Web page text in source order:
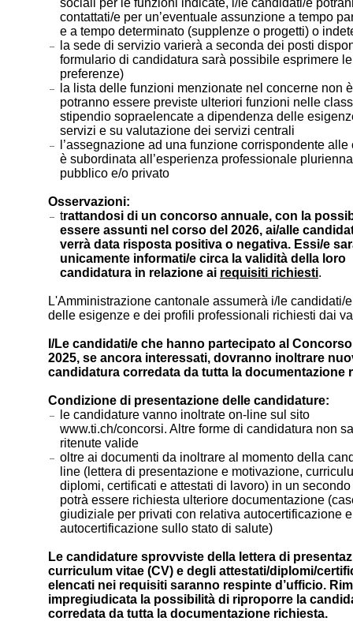
sociali per le funzioni indicate, i/le candidati/e
contattati/e per un’eventuale assunzione a tempo
e a tempo determinato (supplenze o progetti) o
la sede di servizio varierà a seconda dei posti
formulario di candidatura sarà possibile esprimere le
preferenze)
la lista delle funzioni menzionate nel concerne non
potranno essere previste ulteriori funzioni nelle
stipendio sopraelencate a dipendenza delle
servizi e su valutazione dei servizi centrali
l’assegnazione ad una funzione corrispondente alle
è subordinata all’esperienza professionale
pubblico e/o privato
Osservazioni:
trattandosi di un concorso annuale, con la
essere assunti nel corso del 2026, ai/alle
verrà data risposta positiva o negativa. Essi/e
unicamente informati/e circa la validità della loro
candidatura in relazione ai requisiti richiesti.
L'Amministrazione cantonale assumerà i/le candidati/
delle esigenze e dei profili professionali richiesti dai
I/Le candidati/e che hanno partecipato al
2025, se ancora interessati, dovranno inoltrare
candidatura corredata da tutta la documentazione
Condizione di presentazione delle candidature:
le candidature vanno inoltrate on-line sul sito
www.ti.ch/concorsi. Altre forme di candidatura non
ritenute valide
oltre ai documenti da inoltrare al momento della
line (lettera di presentazione e motivazione,
diplomi, certificati e attestati di lavoro) in un
potrà essere richiesta ulteriore documentazione
giudiziale per privati con relativa autocertificazione e
autocertificazione sullo stato di salute)
Le candidature sprovviste della lettera di
curriculum vitae (CV) e degli attestati/diplomi/
elencati nei requisiti saranno respinte d’ufficio.
impregiudicata la possibilità di riproporre la
corredata da tutta la documentazione richiesta.